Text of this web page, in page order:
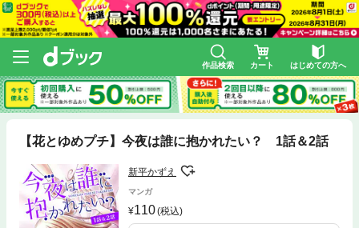
作品検索 カート はじめての方へ
【花とゆめプチ】今夜は誰に抱かれたい？ 1話＆2話
新平かずえ
マンガ
110(税込)